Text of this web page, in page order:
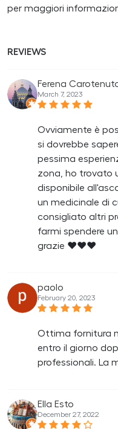
per maggiori
REVIEWS
Ferena
March 7, 2023
Ovviamente è
si dovrebbe
pessima
zona, ho trovato
disponibile
un medicinale di
consigliato altri
farmi spendere
grazie ❤❤❤
paolo
February 20, 2023
Ottima fornitura
entro il giorno
professionali. La
Ella Esto
December 27, 2022